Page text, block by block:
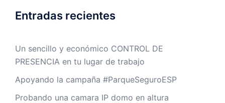
Entradas recientes
Un sencillo y económico CONTROL DE
PRESENCIA en tu lugar de trabajo
Apoyando la campaña #ParqueSeguroESP
Probando una camara IP domo en altura